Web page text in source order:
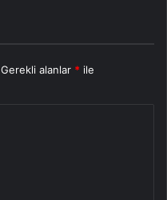
Gerekli alanlar * ile